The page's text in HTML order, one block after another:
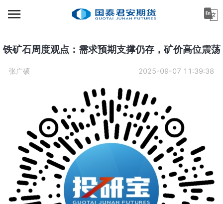
首页
资讯中心
机构金融
投资者教育
关于公司
铁矿石周度观点：需求预期支撑仍存，矿价高位震荡
张广硕 2025-09-07 11:39:38